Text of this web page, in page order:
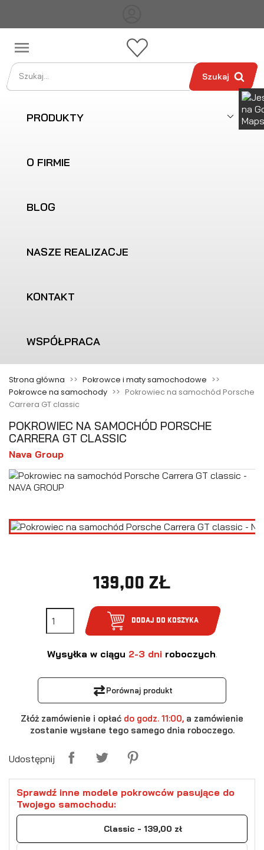

Szukaj
PRODUKTY
O FIRMIE
BLOG
NASZE REALIZACJE
KONTAKT
WSPÓŁPRACA
Strona główna
Pokrowce i maty samochodowe
Pokrowce na samochody
Pokrowiec na samochód Porsche
Carrera GT classic
POKROWIEC NA SAMOCHÓD PORSCHE
CARRERA GT CLASSIC
Nava Group
139,00 ZŁ
DODAJ DO KOSZYKA
Wysyłka w ciągu 2-3 dni roboczych.
⇄ Porównaj produkt
Złóż zamówienie i opłać do godz. 11:00, a zamówienie
zostanie wysłane tego samego dnia roboczego.
Udostępnij
Sprawdź inne modele pokrowców pasujące do
Twojego samochodu:
Classic - 139,00 zł